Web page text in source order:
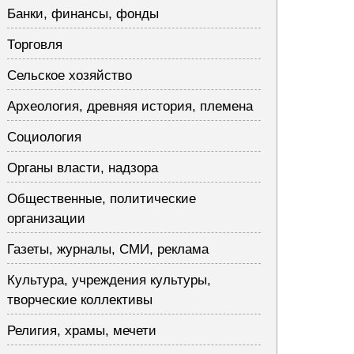
Банки, финансы, фонды
Торговля
Сельское хозяйство
Археология, древняя история, племена
Социология
Органы власти, надзора
Общественные, политические
организации
Газеты, журналы, СМИ, реклама
Культура, учреждения культуры,
творческие коллективы
Религия, храмы, мечети